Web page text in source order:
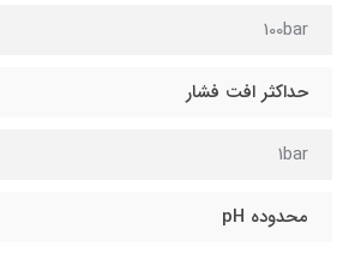
100bar
حداکثر افت فشار
1bar
محدوده pH